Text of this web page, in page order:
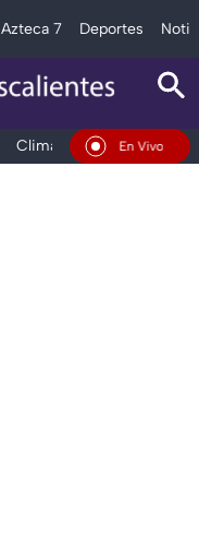
Azteca 7 Deportes
Clima DeportesEn Vivo